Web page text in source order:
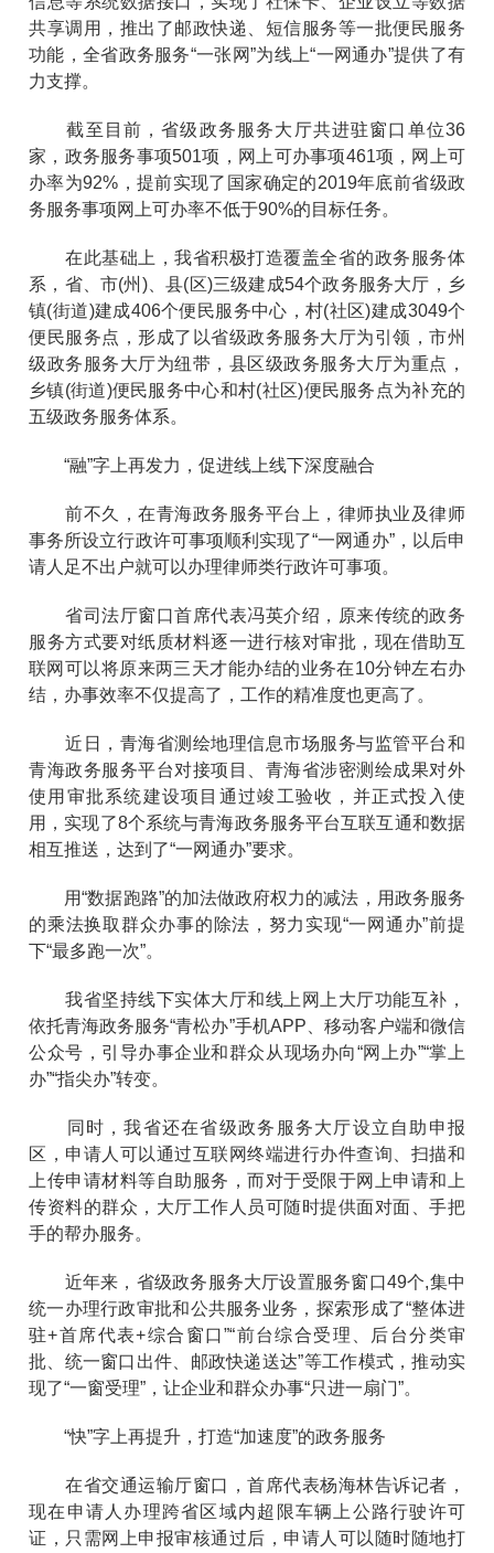
共享调用，推出了邮政快递、短信服务等一批便民服务
功能，全省政务服务“一张网”为线上“一网通办”提供了有
力支撑。
截至目前，省级政务服务大厅共进驻窗口单位36
家，政务服务事项501项，网上可办事项461项，网上可
办率为92%，提前实现了国家确定的2019年底前省级政
务服务事项网上可办率不低于90%的目标任务。
在此基础上，我省积极打造覆盖全省的政务服务体
系，省、市(州)、县(区)三级建成54个政务服务大厅，乡
镇(街道)建成406个便民服务中心，村(社区)建成3049个
便民服务点，形成了以省级政务服务大厅为引领，市州
级政务服务大厅为纽带，县区级政务服务大厅为重点，
乡镇(街道)便民服务中心和村(社区)便民服务点为补充的
五级政务服务体系。
“融”字上再发力，促进线上线下深度融合
前不久，在青海政务服务平台上，律师执业及律师
事务所设立行政许可事项顺利实现了“一网通办”，以后申
请人足不出户就可以办理律师类行政许可事项。
省司法厅窗口首席代表冯英介绍，原来传统的政务
服务方式要对纸质材料逐一进行核对审批，现在借助互
联网可以将原来两三天才能办结的业务在10分钟左右办
结，办事效率不仅提高了，工作的精准度也更高了。
近日，青海省测绘地理信息市场服务与监管平台和
青海政务服务平台对接项目、青海省涉密测绘成果对外
使用审批系统建设项目通过竣工验收，并正式投入使
用，实现了8个系统与青海政务服务平台互联互通和数据
相互推送，达到了“一网通办”要求。
用“数据跑路”的加法做政府权力的减法，用政务服务
的乘法换取群众办事的除法，努力实现“一网通办”前提
下“最多跑一次”。
我省坚持线下实体大厅和线上网上大厅功能互补，
依托青海政务服务“青松办”手机APP、移动客户端和微信
公众号，引导办事企业和群众从现场办向“网上办”“掌上
办”“指尖办”转变。
同时，我省还在省级政务服务大厅设立自助申报
区，申请人可以通过互联网终端进行办件查询、扫描和
上传申请材料等自助服务，而对于受限于网上申请和上
传资料的群众，大厅工作人员可随时提供面对面、手把
手的帮办服务。
近年来，省级政务服务大厅设置服务窗口49个,集中
统一办理行政审批和公共服务业务，探索形成了“整体进
驻+首席代表+综合窗口”“前台综合受理、后台分类审
批、统一窗口出件、邮政快递送达”等工作模式，推动实
现了“一窗受理”，让企业和群众办事“只进一扇门”。
“快”字上再提升，打造“加速度”的政务服务
在省交通运输厅窗口，首席代表杨海林告诉记者，
现在申请人办理跨省区域内超限车辆上公路行驶许可
证，只需网上申报审核通过后，申请人可以随时随地打